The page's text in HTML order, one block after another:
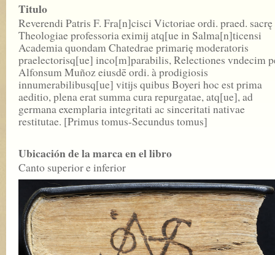
Titulo
Reverendi Patris F. Fra[n]cisci Victoriae ordi. praed. sacrę
Theologiae professoria eximij atq[ue in Salma[n]ticensi
Academia quondam Chatedrae primarię moderatoris
praelectorisq[ue] inco[m]parabilis, Relectiones vndecim
Alfonsum Muñoz eiusdē ordi. à prodigiosis
innumerabilibusq[ue] vitijs quibus Boyeri hoc est prima
aeditio, plena erat summa cura repurgatae, atq[ue], ad
germana exemplaria integritati ac sinceritati nativae
restitutae. [Primus tomus-Secundus tomus]
Ubicación de la marca en el libro
Canto superior e inferior